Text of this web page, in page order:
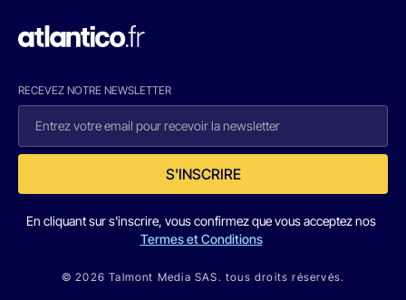
RECEVEZ NOTRE NEWSLETTER
S'INSCRIRE
En cliquant sur s'inscrire, vous confirmez que vous acceptez nos
Termes et Conditions
© 2026 Talmont Media SAS. tous droits réservés.